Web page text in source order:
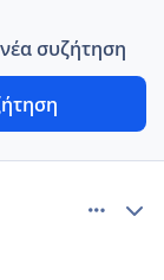
συζήτηση